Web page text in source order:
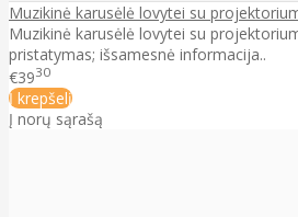
Muzikinė karusėlė lovytei su
Muzikinė karusėlė lovytei su
pristatymas; išsamesnė informacija..
€3930
Į krepšelį
Į norų sąrašą